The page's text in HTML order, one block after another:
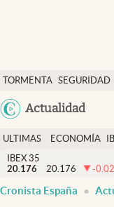
TORMENTA SEGURIDAD
Actualidad
Economía y finanzas
Política
Actualidad
Criptomonedas
España
ULTIMAS
NOTICIAS
ECONOMÍA
FINANZAS
IBEX 35
20.176
20.176 -0.02
Cronista España